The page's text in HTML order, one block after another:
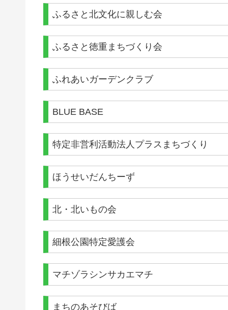
ふるさと北文化に親しむ会
ふるさと徳重まちづくり会
ふれあいガーデンクラブ
BLUE BASE
特定非営利活動法人プラスまちづくり
ほうせいだんちーず
北・北いもの会
細根公園特定愛護会
マチゾラシンサカエマチ
まちのあそびば